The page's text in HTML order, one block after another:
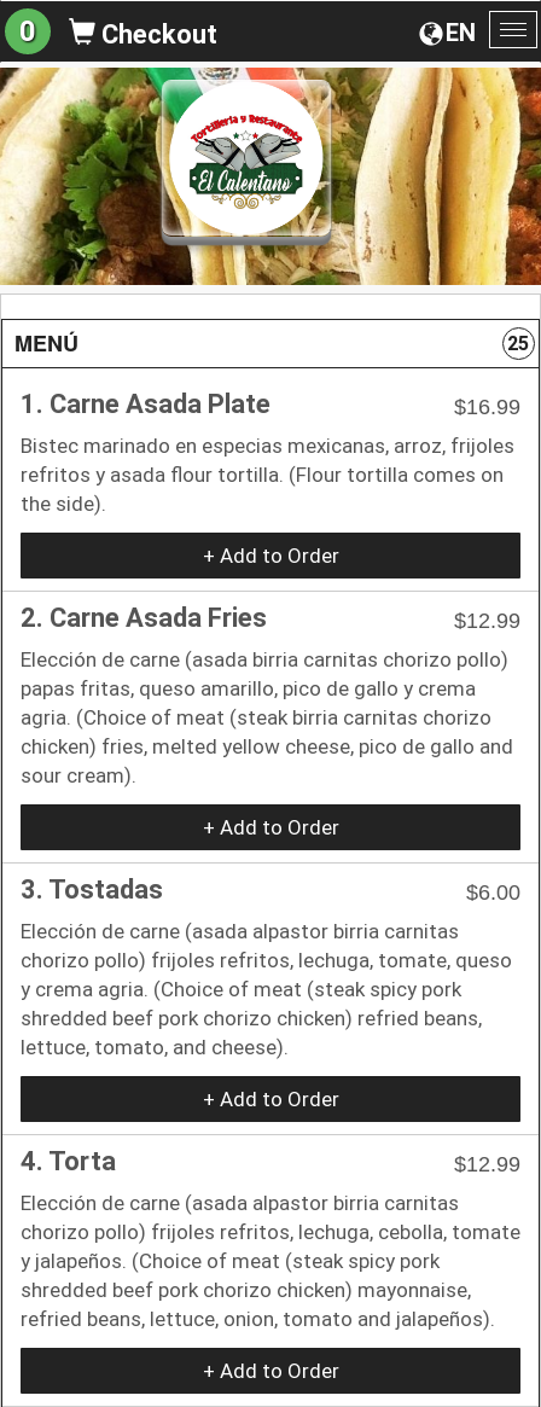
EN
0 Checkout
MENÚ 25
1. Carne Asada Plate
$16.99
Bistec marinado en especias mexicanas, arroz, frijoles
refritos y asada flour tortilla. (Flour tortilla comes on
the side).
+ Add to Order
2. Carne Asada Fries
$12.99
Elección de carne (asada birria carnitas chorizo pollo)
papas fritas, queso amarillo, pico de gallo y crema
agria. (Choice of meat (steak birria carnitas chorizo
chicken) fries, melted yellow cheese, pico de gallo and
sour cream).
+ Add to Order
3. Tostadas
$6.00
Elección de carne (asada alpastor birria carnitas
chorizo pollo) frijoles refritos, lechuga, tomate, queso
y crema agria. (Choice of meat (steak spicy pork
shredded beef pork chorizo chicken) refried beans,
lettuce, tomato, and cheese).
+ Add to Order
4. Torta
$12.99
Elección de carne (asada alpastor birria carnitas
chorizo pollo) frijoles refritos, lechuga, cebolla, tomate
y jalapeños. (Choice of meat (steak spicy pork
shredded beef pork chorizo chicken) mayonnaise,
refried beans, lettuce, onion, tomato and jalapeños).
+ Add to Order